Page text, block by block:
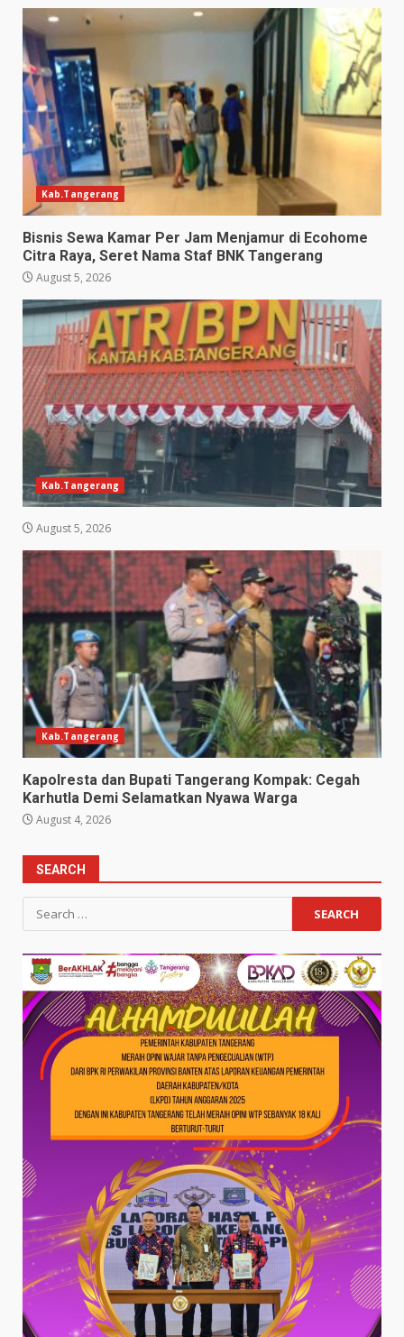
Kab.Tangerang
Bisnis Sewa Kamar Per Jam Menjamur di Ecohome
Citra Raya, Seret Nama Staf BNK Tangerang
August 5, 2026
Kab.Tangerang
August 5, 2026
Kab.Tangerang
Kapolresta dan Bupati Tangerang Kompak: Cegah
Karhutla Demi Selamatkan Nyawa Warga
August 4, 2026
SEARCH
Search
for: